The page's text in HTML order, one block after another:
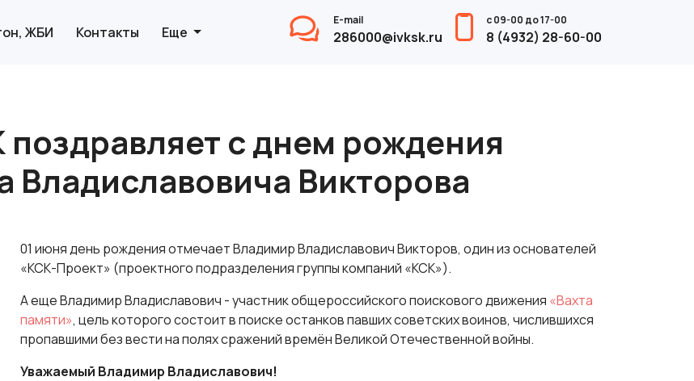
ЖБИ Контакты Еще
E-mail
286000@ivksk.ru
с 09-00 до 17-00
8 (4932) 28-60-00
с днем рождения
Владиславовича Викторова
01 июня день рождения отмечает Владимир Владиславович Викторов, один из основателей
«КСК-Проект» (проектного подразделения группы компаний «КСК»).
А еще Владимир Владиславович - участник общероссийского поискового движения «Вахта
памяти», цель которого состоит в поиске останков павших советских воинов, числившихся
пропавшими без вести на полях сражений времён Великой Отечественной войны.
Уважаемый Владимир Владиславович!